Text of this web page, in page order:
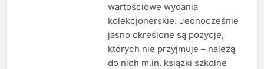
wartościowe wydania
kolekcjonerskie. Jednocześnie
jasno określone są pozycje,
których nie przyjmuje – należą
do nich m.in. książki szkolne